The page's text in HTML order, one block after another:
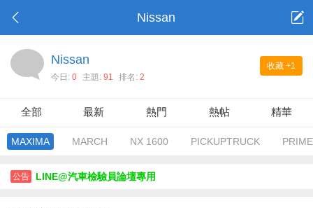
Nissan
收藏 +1
Nissan
今日: 0 主題: 91 排名: 2
全部 最新 熱門 熱帖 精華
MAXIMA MARCH NX 1600 PICKUPTRUCK
公告 LINE@汽車檢驗員論壇專用